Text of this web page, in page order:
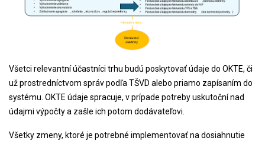
Všetci relevantní účastníci trhu budú poskytovať údaje do OKTE, či
už prostredníctvom správ podľa TŠVD alebo priamo zapísaním do
systému. OKTE údaje spracuje, v prípade potreby uskutoční nad
údajmi výpočty a zašle ich potom dodávateľovi.
Všetky zmeny, ktoré je potrebné implementovať na dosiahnutie